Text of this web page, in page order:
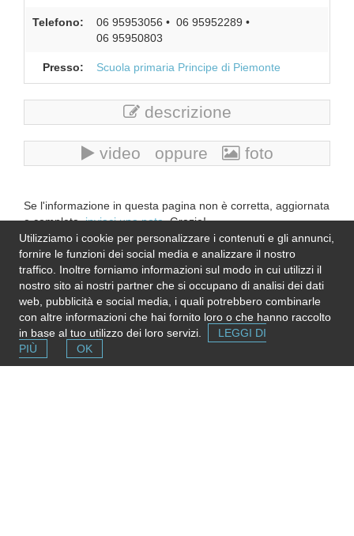
Telefono: 06 95953056
06 95952289
06 95950803
Presso: Scuola primaria Principe di Piemonte
descrizione
video oppure foto
Se l'informazione in questa pagina non è corretta, aggiornata
e completa,inviaci una nota. Grazie!
Please note: We do not represent the above
organization/service: send any inquiry or complaint directly to
it. Please do not send us CVs or applications!
Utilizziamo i cookie per personalizzare i contenuti e gli annunci,
fornire le funzioni dei social media e analizzare il nostro
traffico. Inoltre forniamo informazioni sul modo in cui utilizzi il
nostro sito ai nostri partner che si occupano di analisi dei dati
web, pubblicità e social media, i quali potrebbero combinarle
con altre informazioni che hai fornito loro o che hanno raccolto
in base al tuo utilizzo dei loro servizi.
LEGGI DI
PIÙ
OK